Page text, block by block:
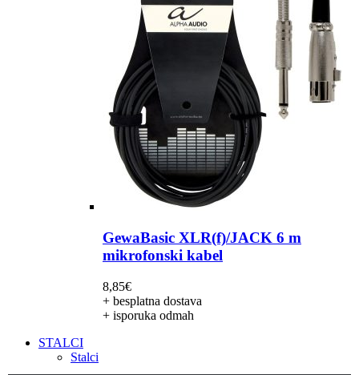
GewaBasic XLR(f)/JACK 6 m
mikrofonski kabel
8,85€
+ besplatna dostava
+ isporuka odmah
STALCI
Stalci